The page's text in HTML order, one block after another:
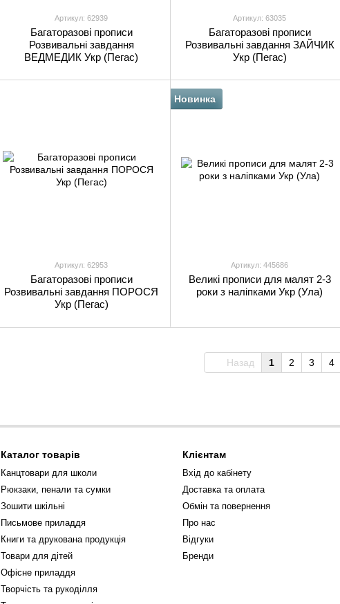
Артикул: 62939
Багаторазові прописи
Розвивальні завдання
ВЕДМЕДИК Укр (Пегас)
Артикул: 63035
Багаторазові прописи
Розвивальні завдання ЗАЙЧИК
Укр (Пегас)
Артикул: 62953
Багаторазові прописи
Розвивальні завдання ПОРОСЯ
Укр (Пегас)
Новинка
Артикул: 445686
Великі прописи для малят 2-3
роки з наліпками Укр (Ула)
Назад 1 2 3 4
Каталог товарів
Канцтовари для школи
Рюкзаки, пенали та сумки
Зошити шкільні
Письмове приладдя
Книги та друкована продукція
Товари для дітей
Офісне приладдя
Творчість та рукоділля
Клієнтам
Вхід до кабінету
Доставка та оплата
Обмін та повернення
Про нас
Відгуки
Бренди